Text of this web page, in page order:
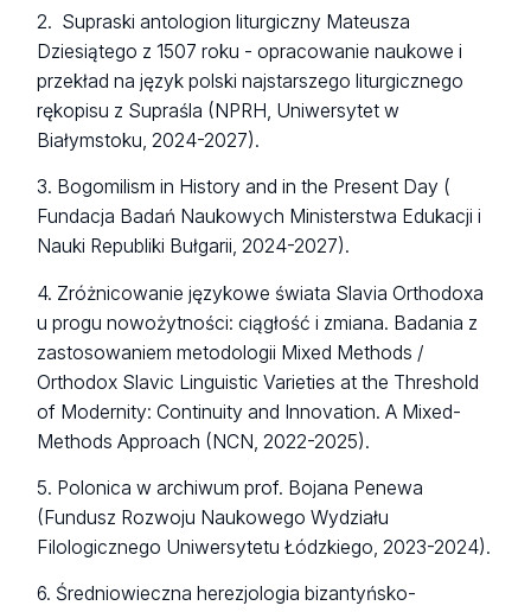
2. Supraski antologion liturgiczny Mateusza
Dziesiątego z 1507 roku - opracowanie naukowe i
przekład na język polski najstarszego liturgicznego
rękopisu z Supraśla (NPRH, Uniwersytet w
Białymstoku, 2024-2027).
3. Bogomilism in History and in the Present Day (
Fundacja Badań Naukowych Ministerstwa Edukacji i
Nauki Republiki Bułgarii, 2024-2027).
4. Zróżnicowanie językowe świata Slavia Orthodoxa
u progu nowożytności: ciągłość i zmiana. Badania z
zastosowaniem metodologii Mixed Methods /
Orthodox Slavic Linguistic Varieties at the Threshold
of Modernity: Continuity and Innovation. A Mixed-
Methods Approach (NCN, 2022-2025).
5. Polonica w archiwum prof. Bojana Penewa
(Fundusz Rozwoju Naukowego Wydziału
Filologicznego Uniwersytetu Łódzkiego, 2023-2024).
6. Średniowieczna herezjologia bizantyńsko-